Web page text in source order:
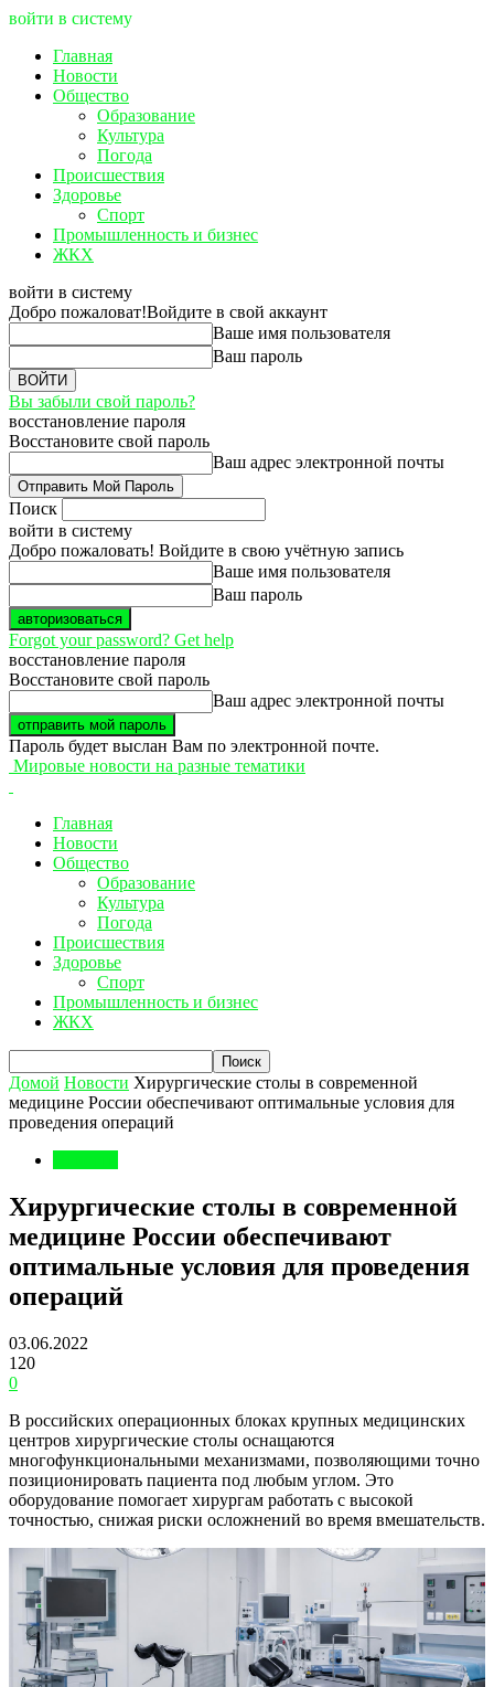
войти в систему
Главная
Новости
Общество
Образование
Культура
Погода
Происшествия
Здоровье
Спорт
Промышленность и бизнес
ЖКХ
войти в систему
Добро пожаловат!Войдите в свой аккаунт
Ваше имя пользователя
Ваш пароль
Вы забыли свой пароль?
восстановление пароля
Восстановите свой пароль
Ваш адрес электронной почты
Поиск
войти в систему
Добро пожаловать! Войдите в свою учётную запись
Ваше имя пользователя
Ваш пароль
Forgot your password? Get help
восстановление пароля
Восстановите свой пароль
Ваш адрес электронной почты
Пароль будет выслан Вам по электронной почте.
Мировые новости на разные тематики
Главная
Новости
Общество
Образование
Культура
Погода
Происшествия
Здоровье
Спорт
Промышленность и бизнес
ЖКХ
Домой Новости Хирургические столы в современной
медицине России обеспечивают оптимальные условия для
проведения операций
Хирургические столы в современной
медицине России обеспечивают
оптимальные условия для проведения
операций
03.06.2022
120
0
В российских операционных блоках крупных медицинских
центров хирургические столы оснащаются
многофункциональными механизмами, позволяющими точно
позиционировать пациента под любым углом. Это
оборудование помогает хирургам работать с высокой
точностью, снижая риски осложнений во время вмешательств.